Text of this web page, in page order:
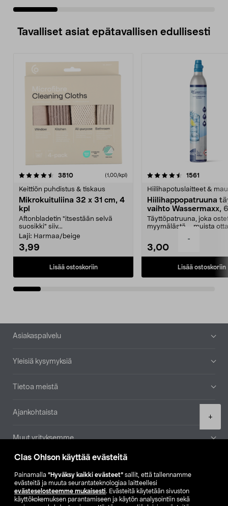
Clas Ohlson käyttää evästeitä
Painamalla ”Hyväksy kaikki evästeet” sallit, että tallennamme
evästeitä ja muuta seurantateknologiaa laitteellesi
evästeselosteemme mukaisesti. Evästeitä käytetään sivuston
käyttökokemuksen parantamiseen ja käytön analysointiin sekä
-
+
Tavalliset asiat epätavallisen edullisesti
3810arvostelut (1,00/kpl)
Keittiön puhdistus & tiskaus
Mikrokuituliina 32 x 31 cm, 4
kpl
Aftonbladetin "itsestään selvä
suosikki" siiv...
Laji: Harmaa/beige
3,99
Lisää ostoskoriin
4.5viidestä
1561
Hiilihapotuslaitteet &
Hiilihappopatruuna
vaihto Wassermaxx,
Täyttöpatruuna, joka
myymälästä – muista
3,00
Lisää ostoskoriin
4.5viidestä
Alatunniste
Asiakaspalvelu
Yleisiä kysymyksiä
Tietoa meistä
Ajankohtaista
Muut yrityksemme
Etsi myymälä
SE NO FI